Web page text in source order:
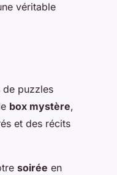
véritable
de puzzles
box mystère,
et des récits
soirée en